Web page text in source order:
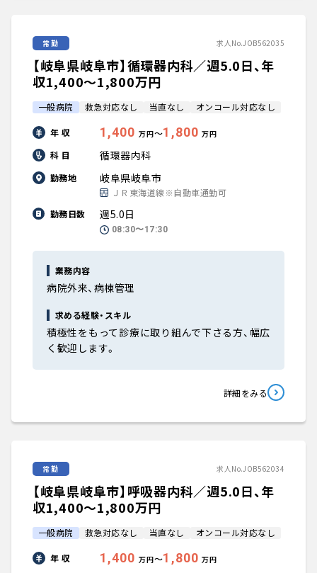
常勤 求人No.JOB562035
【岐阜県岐阜市】循環器内科／週5.0日、年
収1,400〜1,800万円
一般病院 救急対応なし 当直なし オンコール対応なし
年 収 1,400 万円〜1,800 万円
科 目 循環器内科
勤務地 岐阜県岐阜市
ＪＲ東海道線※自動車通勤可
勤務日数
週5.0日
08:30〜17:30
業務内容
病院外来、病棟管理
求める経験・スキル
積極性をもって診療に取り組んで下さる方、幅広
く歓迎します。
詳細をみる
常勤 求人No.JOB562034
【岐阜県岐阜市】呼吸器内科／週5.0日、年
収1,400〜1,800万円
一般病院 救急対応なし 当直なし オンコール対応なし
年 収 1,400 万円〜1,800 万円